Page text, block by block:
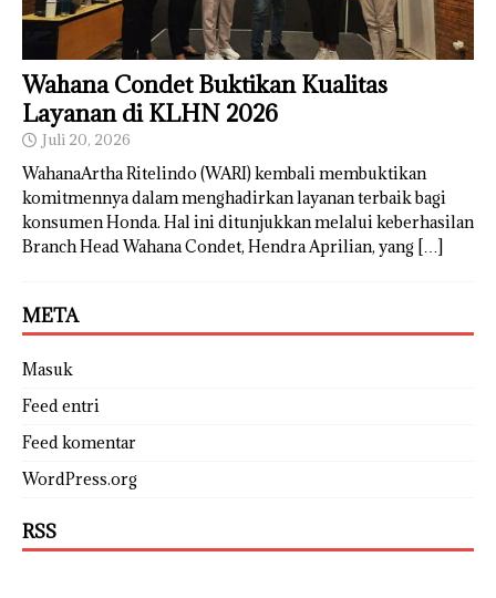
Wahana Condet Buktikan Kualitas
Layanan di KLHN 2026
Juli 20, 2026
WahanaArtha Ritelindo (WARI) kembali membuktikan
komitmennya dalam menghadirkan layanan terbaik bagi
konsumen Honda. Hal ini ditunjukkan melalui keberhasilan
Branch Head Wahana Condet, Hendra Aprilian, yang […]
META
Masuk
Feed entri
Feed komentar
WordPress.org
RSS